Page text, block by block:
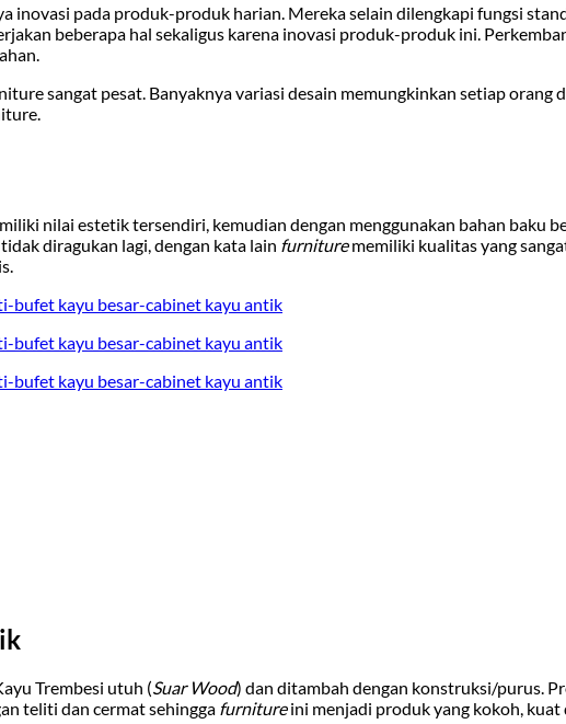
inovasi pada produk-produk harian. Mereka selain dilengkapi fungsi
beberapa hal sekaligus karena inovasi produk-produk ini.
sangat pesat. Banyaknya variasi desain memungkinkan setiap
nilai estetik tersendiri, kemudian dengan menggunakan bahan baku
diragukan lagi, dengan kata lain furniturememiliki kualitas yang
Trembesi utuh (Suar Wood) dan ditambah dengan konstruksi/purus.
teliti dan cermat sehingga furnitureini menjadi produk yang kokoh, kuat